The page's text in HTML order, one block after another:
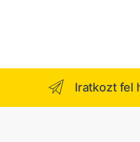
Iratkozt fel